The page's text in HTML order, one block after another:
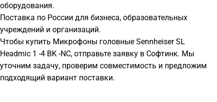
оборудования.
Поставка по России для бизнеса, образовательных
учреждений и организаций.
Чтобы купить Микрофоны головные Sennheiser SL
Headmic 1 -4 BK -NC, отправьте заявку в Софтинк. Мы
уточним задачу, проверим совместимость и предложим
подходящий вариант поставки.